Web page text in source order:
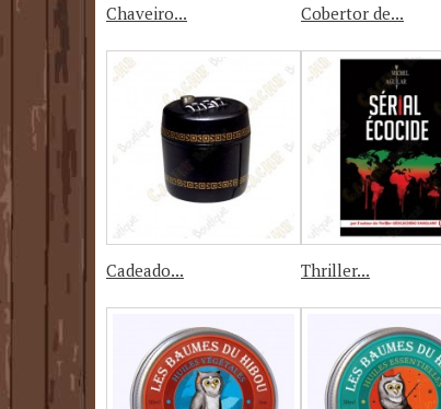
Chaveiro... Cobertor de...
Cadeado... Thriller...